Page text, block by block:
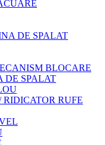
DE SPALAT
BLOCARE
DE SPALAT
RUFE